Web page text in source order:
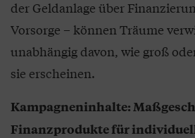
der Geldanlage über
Vorsorge – können Träume
unabhängig davon, wie groß
sie erscheinen.
Kampagneninhalte:
Finanzprodukte für